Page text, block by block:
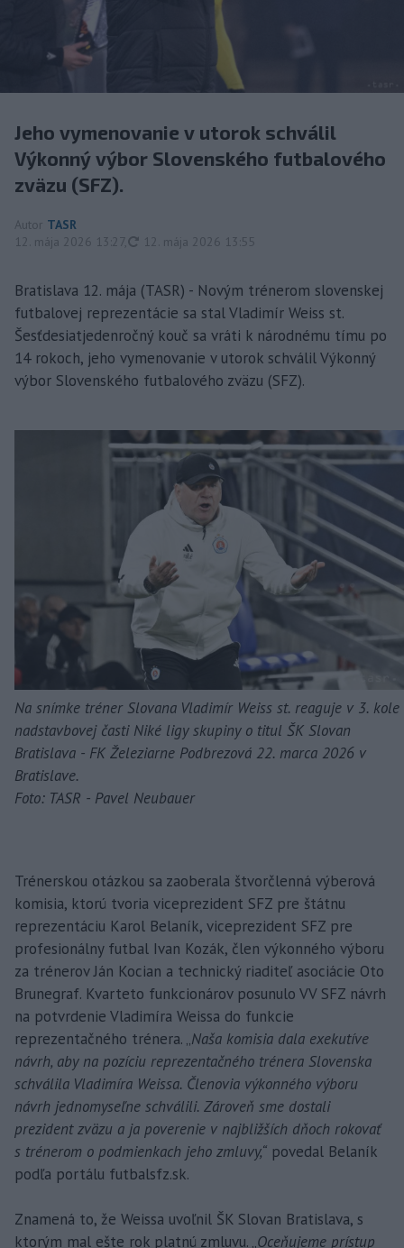
Jeho vymenovanie v utorok schválil
Výkonný výbor Slovenského futbalového
zväzu (SFZ).
Autor TASR
12. mája 2026 13:27
aktualizované
12. mája 2026 13:55
Bratislava 12. mája (TASR) - Novým trénerom slovenskej
futbalovej reprezentácie sa stal Vladimír Weiss st.
Šesťdesiatjedenročný kouč sa vráti k národnému tímu po
14 rokoch, jeho vymenovanie v utorok schválil Výkonný
výbor Slovenského futbalového zväzu (SFZ).
Na snímke tréner Slovana Vladimír Weiss st. reaguje v 3. kole
nadstavbovej časti Niké ligy skupiny o titul ŠK Slovan
Bratislava - FK Železiarne Podbrezová 22. marca 2026 v
Bratislave.
Foto: TASR - Pavel Neubauer
Trénerskou otázkou sa zaoberala štvorčlenná výberová
komisia, ktorú tvoria viceprezident SFZ pre štátnu
reprezentáciu Karol Belaník, viceprezident SFZ pre
profesionálny futbal Ivan Kozák, člen výkonného výboru
za trénerov Ján Kocian a technický riaditeľ asociácie Oto
Brunegraf. Kvarteto funkcionárov posunulo VV SFZ návrh
na potvrdenie Vladimíra Weissa do funkcie
reprezentačného trénera. „Naša komisia dala exekutíve
návrh, aby na pozíciu reprezentačného trénera Slovenska
schválila Vladimíra Weissa. Členovia výkonného výboru
návrh jednomyseľne schválili. Zároveň sme dostali
prezident zväzu a ja poverenie v najbližších dňoch rokovať
s trénerom o podmienkach jeho zmluvy,“ povedal Belaník
podľa portálu futbalsfz.sk.
Znamená to, že Weissa uvoľnil ŠK Slovan Bratislava, s
ktorým mal ešte rok platnú zmluvu. „Oceňujeme prístup